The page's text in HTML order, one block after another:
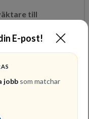
E-post!
jobb som matchar
till
2026-08-30